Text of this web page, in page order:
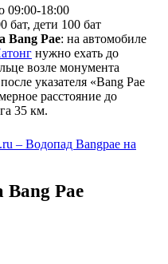
09:00-18:00
бат, дети 100 бат
Bang Pae: на автомобиле
нужно ехать до
возле монумента
указателя «Bang Pae
расстояние до
35 км.
– Водопад Bangpae на
Bang Pae